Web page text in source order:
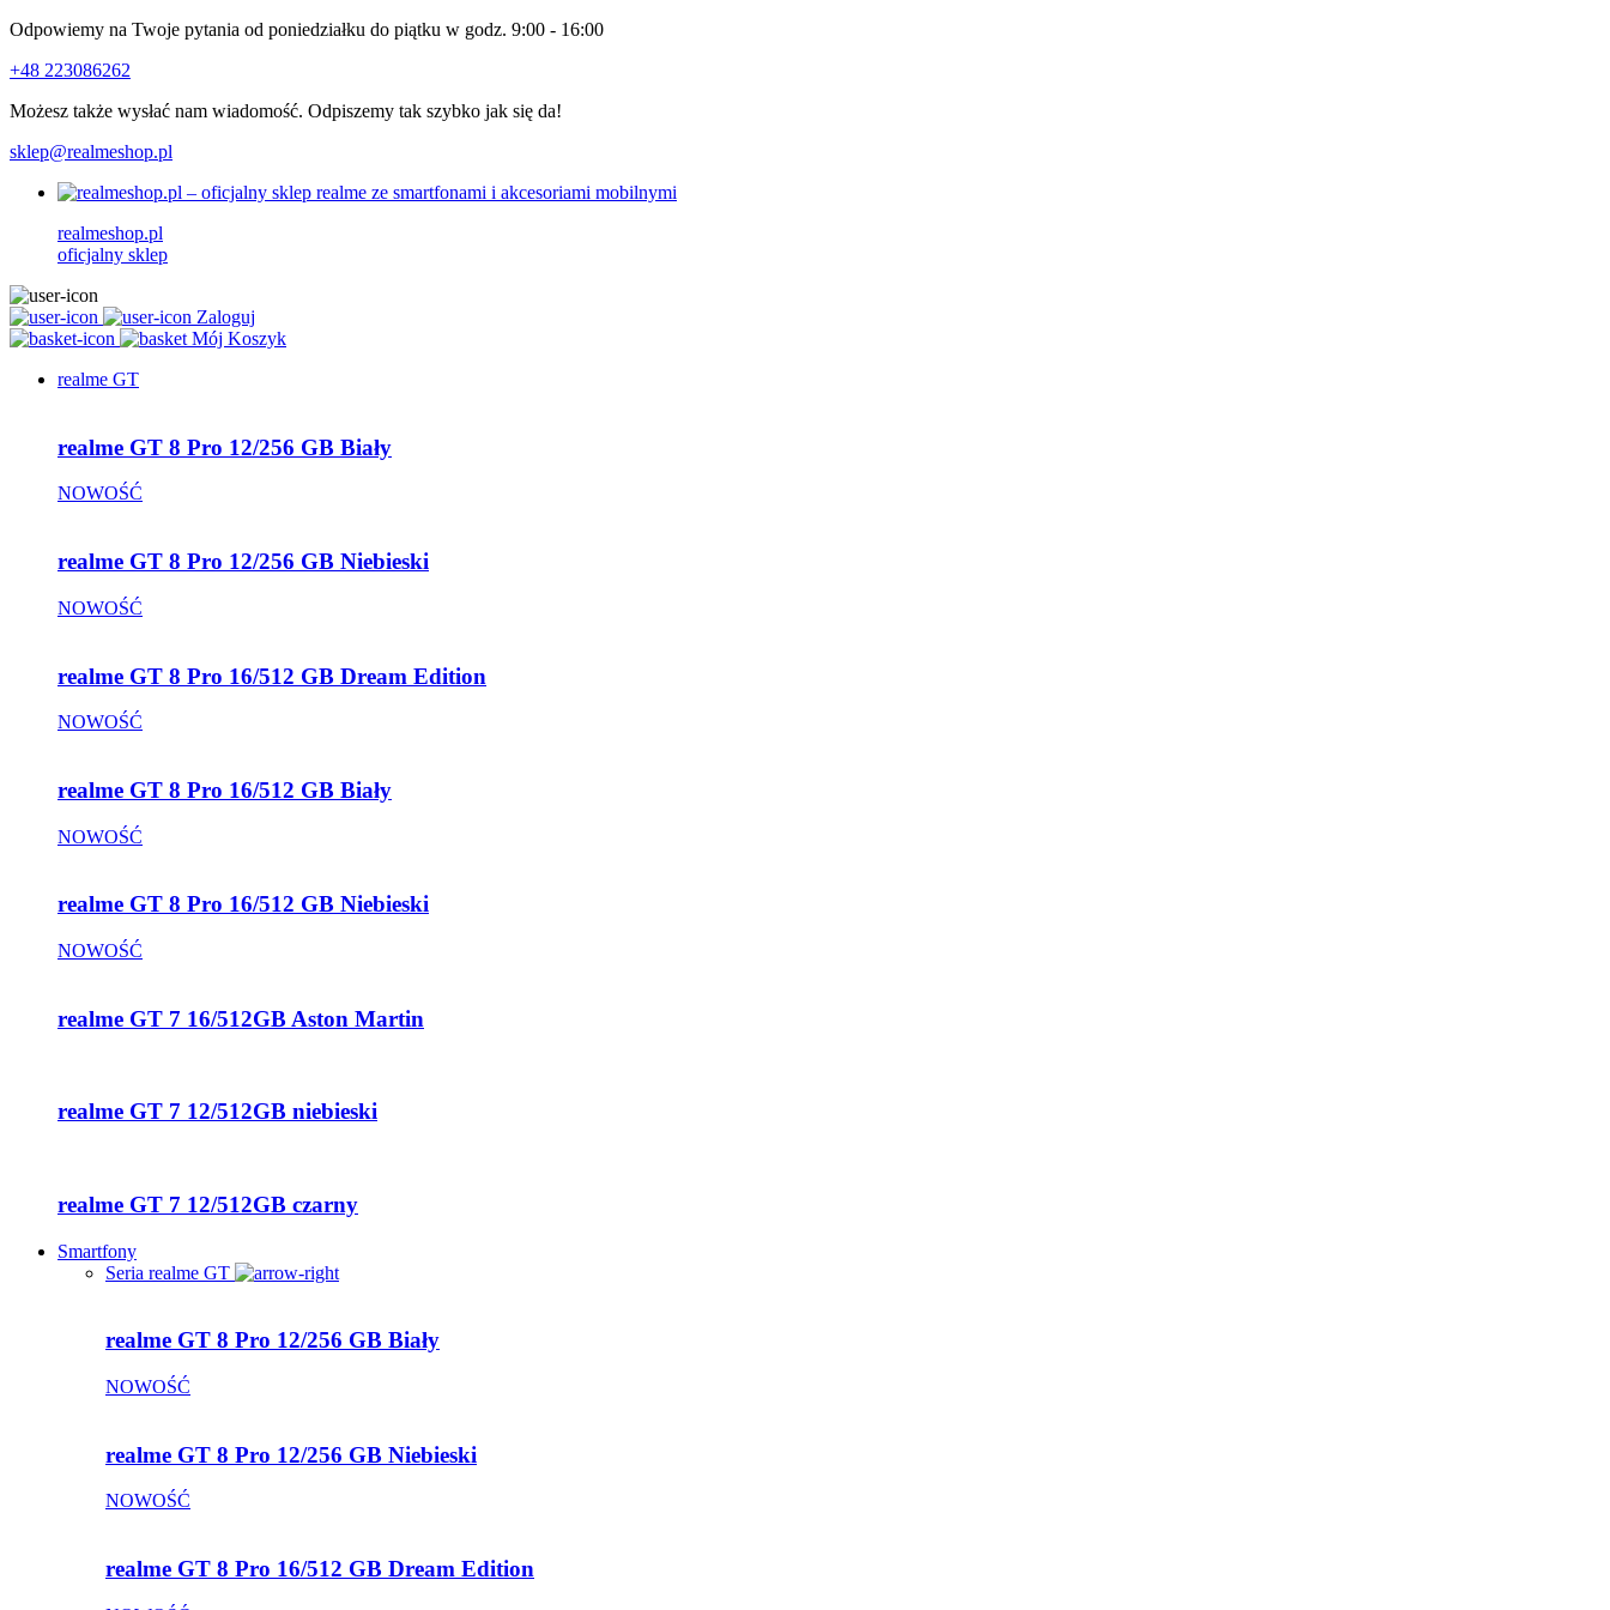
Odpowiemy na Twoje pytania od poniedziałku do piątku w godz. 9:00 - 16:00
+48 223086262
Możesz także wysłać nam wiadomość. Odpiszemy tak szybko jak się da!
sklep@realmeshop.pl
realmeshop.pl
oficjalny sklep
Zaloguj
Mój Koszyk
realme GT
realme GT 8 Pro 12/256 GB Biały
NOWOŚĆ
realme GT 8 Pro 12/256 GB Niebieski
NOWOŚĆ
realme GT 8 Pro 16/512 GB Dream Edition
NOWOŚĆ
realme GT 8 Pro 16/512 GB Biały
NOWOŚĆ
realme GT 8 Pro 16/512 GB Niebieski
NOWOŚĆ
realme GT 7 16/512GB Aston Martin
realme GT 7 12/512GB niebieski
realme GT 7 12/512GB czarny
Smartfony
Seria realme GT
realme GT 8 Pro 12/256 GB Biały
NOWOŚĆ
realme GT 8 Pro 12/256 GB Niebieski
NOWOŚĆ
realme GT 8 Pro 16/512 GB Dream Edition